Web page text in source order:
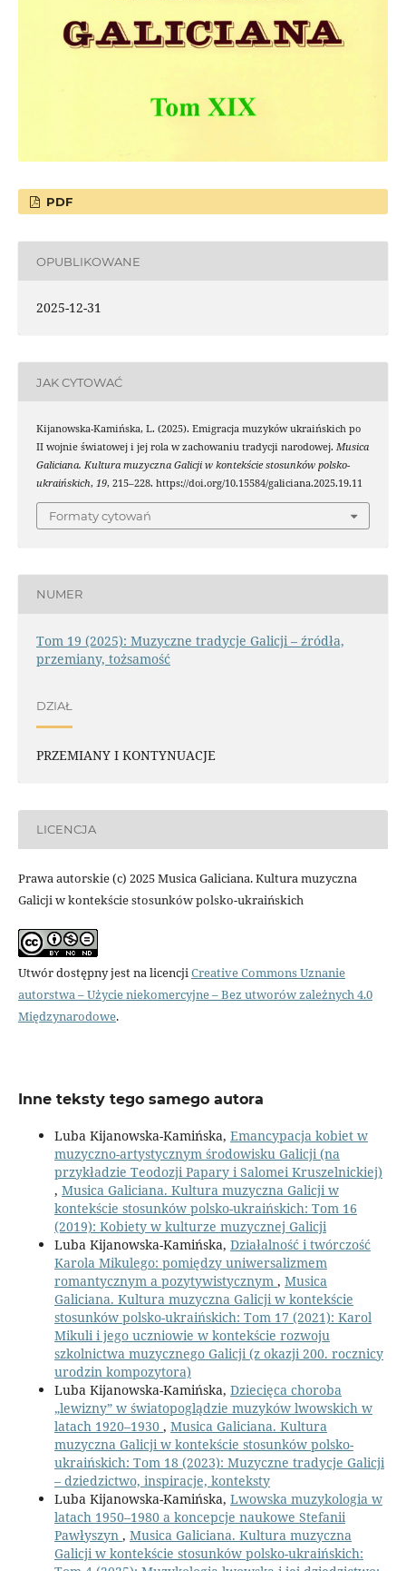
PDF
OPUBLIKOWANE
2025-12-31
JAK CYTOWAĆ
Kijanowska-Kamińska, L. (2025). Emigracja muzyków ukraińskich po
II wojnie światowej i jej rola w zachowaniu tradycji narodowej. Musica
Galiciana. Kultura muzyczna Galicji w kontekście stosunków polsko-
ukraińskich, 19, 215–228. https://doi.org/10.15584/galiciana.2025.19.11
Formaty cytowań
NUMER
Tom 19 (2025): Muzyczne tradycje Galicji – źródła,
przemiany, tożsamość
DZIAŁ
PRZEMIANY I KONTYNUACJE
LICENCJA
Prawa autorskie (c) 2025 Musica Galiciana. Kultura muzyczna
Galicji w kontekście stosunków polsko-ukraińskich
Utwór dostępny jest na licencjiCreative Commons Uznanie
autorstwa – Użycie niekomercyjne – Bez utworów zależnych 4.0
Międzynarodowe.
Inne teksty tego samego autora
Luba Kijanowska-Kamińska, Emancypacja kobiet w
muzyczno-artystycznym środowisku Galicji (na
przykładzie Teodozji Papary i Salomei Kruszelnickiej)
, Musica Galiciana. Kultura muzyczna Galicji w
kontekście stosunków polsko-ukraińskich: Tom 16
(2019): Kobiety w kulturze muzycznej Galicji
Luba Kijanowska-Kamińska, Działalność i twórczość
Karola Mikulego: pomiędzy uniwersalizmem
romantycznym a pozytywistycznym , Musica
Galiciana. Kultura muzyczna Galicji w kontekście
stosunków polsko-ukraińskich: Tom 17 (2021): Karol
Mikuli i jego uczniowie w kontekście rozwoju
szkolnictwa muzycznego Galicji (z okazji 200. rocznicy
urodzin kompozytora)
Luba Kijanowska-Kamińska, Dziecięca choroba
„lewizny” w światopoglądzie muzyków lwowskich w
latach 1920–1930 , Musica Galiciana. Kultura
muzyczna Galicji w kontekście stosunków polsko-
ukraińskich: Tom 18 (2023): Muzyczne tradycje Galicji
– dziedzictwo, inspiracje, konteksty
Luba Kijanowska-Kamińska, Lwowska muzykologia w
latach 1950–1980 a koncepcje naukowe Stefanii
Pawłyszyn , Musica Galiciana. Kultura muzyczna
Galicji w kontekście stosunków polsko-ukraińskich: